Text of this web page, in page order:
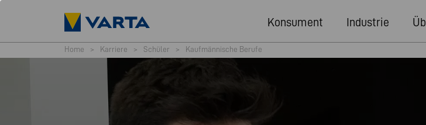
Konsument Industrie
Home > Karriere > Schüler > Kaufmännische Berufe